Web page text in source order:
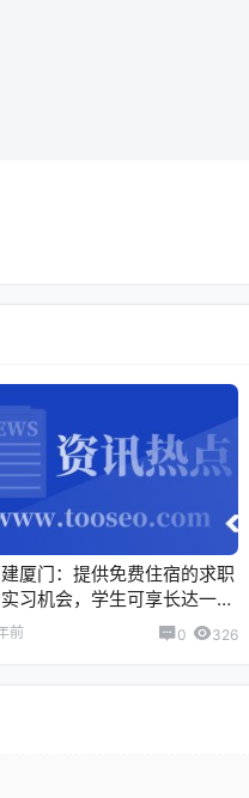
厦门：提供免费住宿的求职
习机会，学生可享长达一年
会
前 0 326